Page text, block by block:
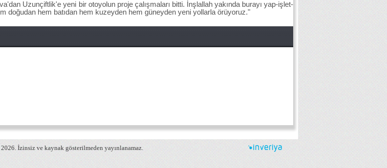
Uzunçiftlik'e yeni bir otoyolun proje çalışmaları bitti. İnşlallah yakında burayı yap-işlet-
doğudan hem batıdan hem kuzeyden hem güneyden yeni yollarla örüyoruz."
İzinsiz ve kaynak gösterilmeden yayınlanamaz.